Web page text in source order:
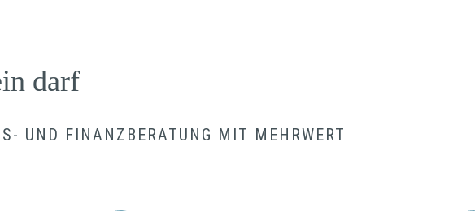
darf
UND FINANZBERATUNG MIT MEHRWERT